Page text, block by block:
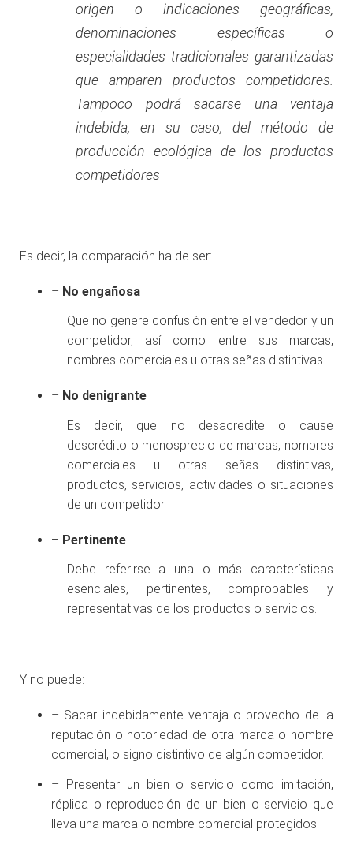
origen o indicaciones geográficas,
denominaciones específicas o
especialidades tradicionales garantizadas
que amparen productos competidores.
Tampoco podrá sacarse una ventaja
indebida, en su caso, del método de
producción ecológica de los productos
competidores
Es decir, la comparación ha de ser:
– No engañosa
Que no genere confusión entre el vendedor y un
competidor, así como entre sus marcas,
nombres comerciales u otras señas distintivas.
– No denigrante
Es decir, que no desacredite o cause
descrédito o menosprecio de marcas, nombres
comerciales u otras señas distintivas,
productos, servicios, actividades o situaciones
de un competidor.
– Pertinente
Debe referirse a una o más características
esenciales, pertinentes, comprobables y
representativas de los productos o servicios.
Y no puede:
– Sacar indebidamente ventaja o provecho de la
reputación o notoriedad de otra marca o nombre
comercial, o signo distintivo de algún competidor.
– Presentar un bien o servicio como imitación,
réplica o reproducción de un bien o servicio que
lleva una marca o nombre comercial protegidos